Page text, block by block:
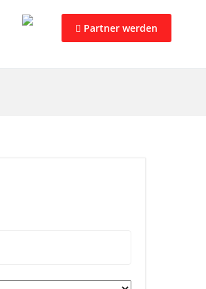
Partner werden